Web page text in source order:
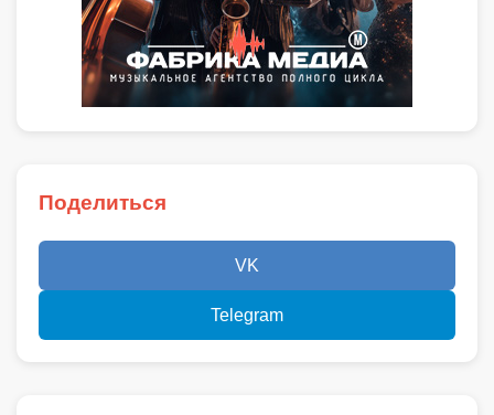
Поделиться
VK
Telegram